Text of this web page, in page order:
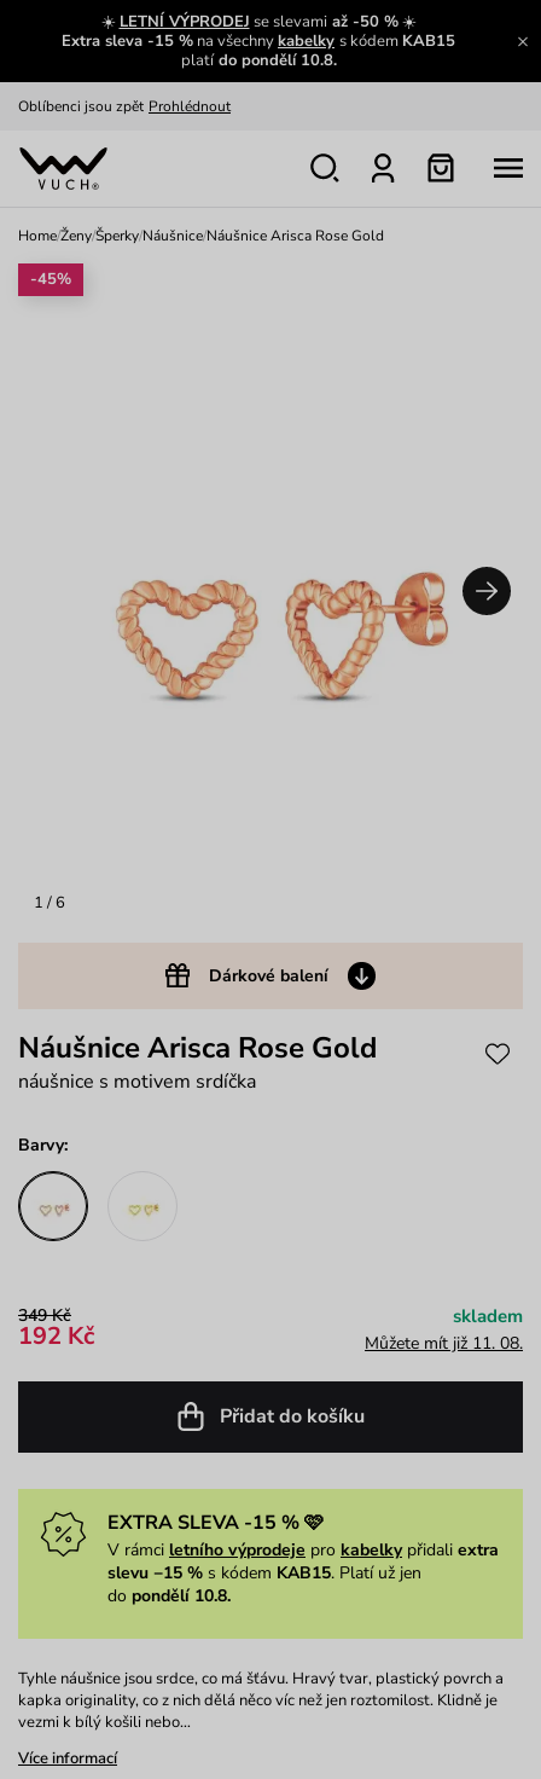
☀️ LETNÍ VÝPRODEJ se slevamiaž -50 %☀️
Extra sleva -15 % na všechnykabelky s kódem KAB15
platído pondělí 10.8.
Zajímavosti ze světa Vuch:
Zobrazit
Oblíbenci jsou zpět Prohlédnout
Nech se inspirovat
Home/Ženy/Šperky/Náušnice/Náušnice Arisca Rose Gold
1 / 6
Dárkové balení
-45%
Náušnice Arisca Rose Gold
náušnice s motivem srdíčka
Barvy:
349 Kč
192 Kč
skladem
Můžete mít již 11. 08.
Přidat do košíku
EXTRA SLEVA -15 % 🩷
V rámci letního výprodeje pro kabelkypřidali extra
slevu −15 % s kódem KAB15. Platí už jen
do pondělí 10.8.
Tyhle náušnice jsou srdce, co má šťávu. Hravý tvar, plastický povrch a
kapka originality, co z nich dělá něco víc než jen roztomilost. Klidně je
vezmi k bílý košili nebo…
Více informací